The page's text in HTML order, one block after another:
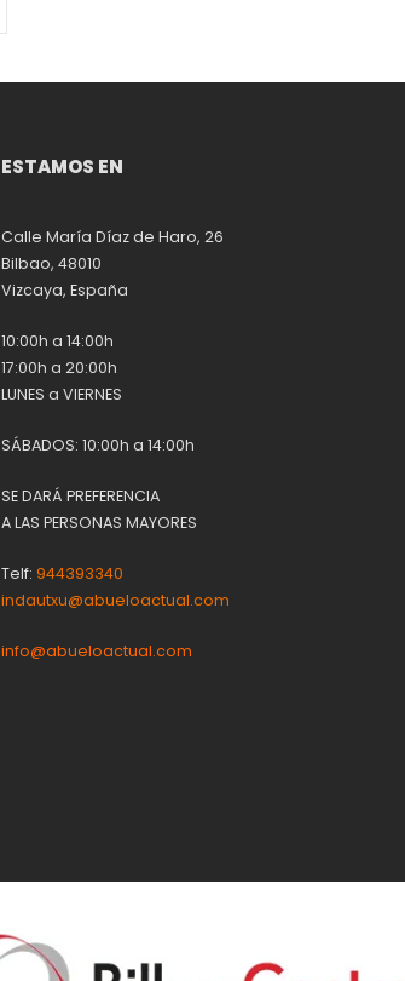
ESTAMOS EN
Calle María Díaz de Haro, 26
Bilbao, 48010
Vizcaya, España
10:00h a 14:00h
17:00h a 20:00h
LUNES a VIERNES
SÁBADOS: 10:00h a 14:00h
SE DARÁ PREFERENCIA
A LAS PERSONAS MAYORES
Telf:944393340
indautxu@abueloactual.com
info@abueloactual.com